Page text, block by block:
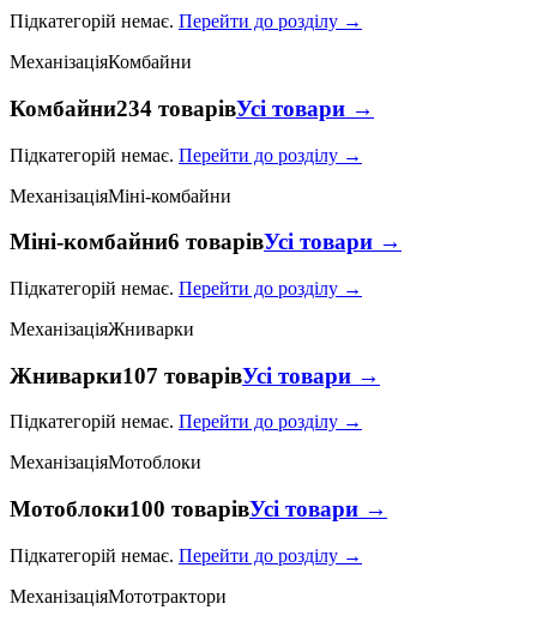
Підкатегорій немає. Перейти до розділу →
МеханізаціяКомбайни
Комбайни234 товарівУсі товари →
Підкатегорій немає. Перейти до розділу →
МеханізаціяМіні-комбайни
Міні-комбайни6 товарівУсі товари →
Підкатегорій немає. Перейти до розділу →
МеханізаціяЖниварки
Жниварки107 товарівУсі товари →
Підкатегорій немає. Перейти до розділу →
МеханізаціяМотоблоки
Мотоблоки100 товарівУсі товари →
Підкатегорій немає. Перейти до розділу →
МеханізаціяМототрактори